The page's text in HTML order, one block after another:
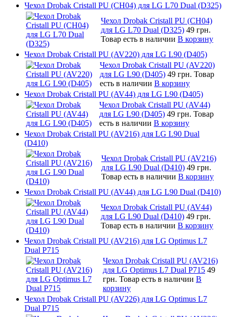
Чехол Drobak Cristall PU (CH04) для LG L70 Dual (D325)
Чехол Drobak Cristall PU (CH04)
для LG L70 Dual (D325) 49 грн.
Товар есть в наличии В корзину
Чехол Drobak Cristall PU (AV220) для LG L90 (D405)
Чехол Drobak Cristall PU (AV220)
для LG L90 (D405) 49 грн. Товар
есть в наличии В корзину
Чехол Drobak Cristall PU (AV44) для LG L90 (D405)
Чехол Drobak Cristall PU (AV44)
для LG L90 (D405) 49 грн. Товар
есть в наличии В корзину
Чехол Drobak Cristall PU (AV216) для LG L90 Dual
(D410)
Чехол Drobak Cristall PU (AV216)
для LG L90 Dual (D410) 49 грн.
Товар есть в наличии В корзину
Чехол Drobak Cristall PU (AV44) для LG L90 Dual (D410)
Чехол Drobak Cristall PU (AV44)
для LG L90 Dual (D410) 49 грн.
Товар есть в наличии В корзину
Чехол Drobak Cristall PU (AV216) для LG Optimus L7
Dual P715
Чехол Drobak Cristall PU (AV216)
для LG Optimus L7 Dual P715 49
грн. Товар есть в наличии В
корзину
Чехол Drobak Cristall PU (AV226) для LG Optimus L7
Dual P715